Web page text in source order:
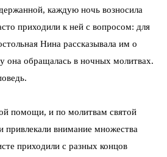
каждую ночь возносила
приходили к ней с вопросом: для
Нина рассказывала им о
она обращалась в ночных молитвах.
помощи, и по молитвам святой
привлекали внимание множества
приходили с разных концов